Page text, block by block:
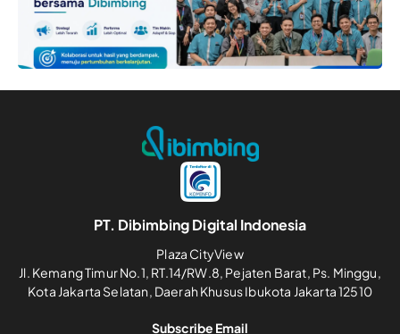
PT. Dibimbing Digital Indonesia
Plaza CityView
Jl. Kemang Timur No.1, RT.14/RW.8, Pejaten Barat, Ps. Minggu,
Kota Jakarta Selatan, Daerah Khusus Ibukota Jakarta 12510
Subscribe Email